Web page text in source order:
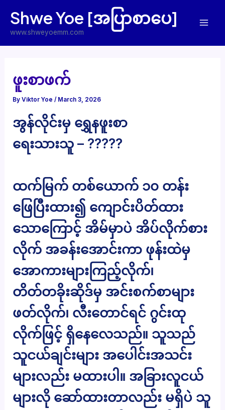
content
Shwe Yoe [အပြာစာပေ]
www.shweyoemm.com
ဖူးစာဖက်
ByViktor Yoe/ March 3, 2026
အွန်လိုင်းမှ ရွှေနဖူးစာ
ရေးသားသူ – ?????
ထက်မြက် တစ်ယောက် ၁၀ တန်း
ဖြေပြီးထား၍ ကျောင်းပိတ်ထား
သောကြောင့် အိမ်မှာပဲ အိပ်လိုက်စား
လိုက် အခန်းအောင်းကာ ဖုန်းထဲမှ
အောကားများကြည့်လိုက်၊
တိတ်တခိုးဆိုဒ်မှ အင်းစက်စာများ
ဖတ်လိုက်၊ လီးတောင်ရင် ဂွင်းထု
လိုက်ဖြင့် ရှိနေလေသည်။ သူသည်
သူငယ်ချင်းများ အပေါင်းအသင်း
များလည်း မထားပါ။ အခြားလူငယ်
များလို ဆော်ထားတာလည်း မရှိပဲ သူ